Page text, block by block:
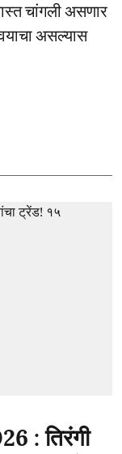
चांगली असणार
असल्यास
: तिरंगी